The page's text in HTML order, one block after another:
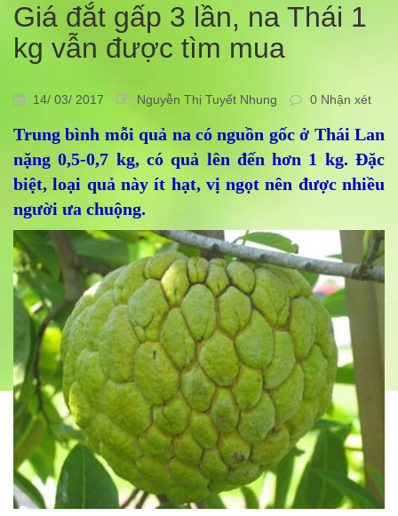
Giá đắt gấp 3 lần, na Thái 1
kg vẫn được tìm mua
14/ 03/ 2017 Nguyễn Thị Tuyết Nhung 0 Nhận xét
Trung bình mỗi quả na có nguồn gốc ở Thái Lan
nặng 0,5-0,7 kg, có quả lên đến hơn 1 kg. Đặc
biệt, loại quả này ít hạt, vị ngọt nên được nhiều
người ưa chuộng.